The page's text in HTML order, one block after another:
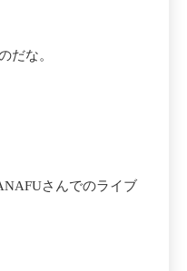
だな。
さんでのライブ